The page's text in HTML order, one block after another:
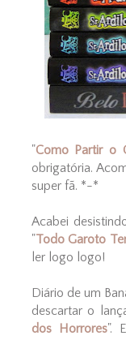
"Como Partir o
obrigatória.
super fã. *-*
Acabei
"Todo Garoto
ler logo logo!
Diário de um
descartar o
dos Horrores".